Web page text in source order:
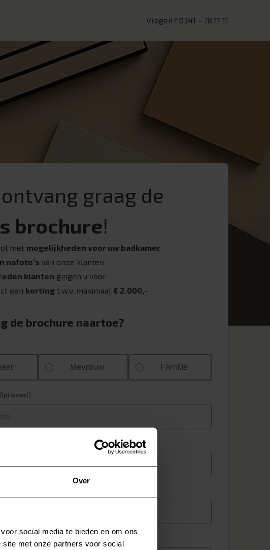
Over
social media te bieden en om ons
met onze partners voor social
Vragen? 0341 - 78 11 11
ontvang graag de
brochure!
met mogelijkheden voor uw badkamer
nafoto’s van onze klanten
klanten gingen u voor
een korting t.w.v. maximaal € 2.000,-
de brochure naartoe?
Mevrouw Familie